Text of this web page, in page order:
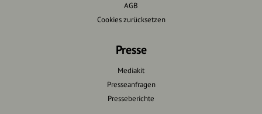
AGB
Cookies zurücksetzen
Presse
Mediakit
Presseanfragen
Presseberichte